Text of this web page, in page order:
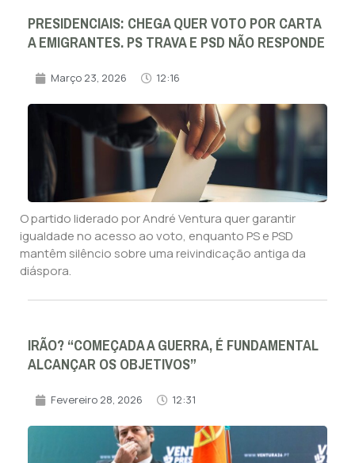
PRESIDENCIAIS: CHEGA QUER VOTO POR CARTA
A EMIGRANTES. PS TRAVA E PSD NÃO RESPONDE
Março 23, 2026 12:16
O partido liderado por André Ventura quer garantir
igualdade no acesso ao voto, enquanto PS e PSD
mantêm silêncio sobre uma reivindicação antiga da
diáspora.
IRÃO? “COMEÇADA A GUERRA, É FUNDAMENTAL
ALCANÇAR OS OBJETIVOS”
Fevereiro 28, 2026 12:31